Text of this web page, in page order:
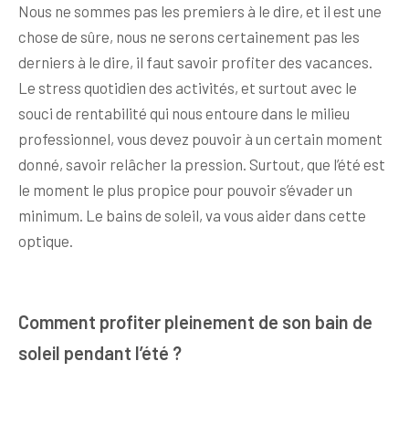
Nous ne sommes pas les premiers à le dire, et il est une
chose de sûre, nous ne serons certainement pas les
derniers à le dire, il faut savoir profiter des vacances.
Le stress quotidien des activités, et surtout avec le
souci de rentabilité qui nous entoure dans le milieu
professionnel, vous devez pouvoir à un certain moment
donné, savoir relâcher la pression. Surtout, que l’été est
le moment le plus propice pour pouvoir s’évader un
minimum. Le bains de soleil, va vous aider dans cette
optique.
Comment profiter pleinement de son bain de
soleil pendant l’été ?